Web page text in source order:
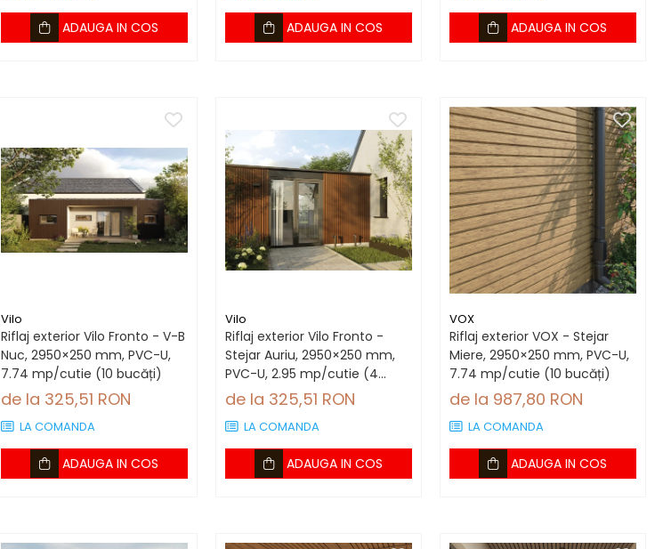
ADAUGA IN COS ADAUGA IN COS ADAUGA IN COS
Vilo
Riflaj exterior Vilo Fronto - V-B
Nuc, 2950×250 mm, PVC-U,
7.74 mp/cutie (10 bucăți)
de la 325,51 RON
LA COMANDA
ADAUGA IN COS
Vilo
Riflaj exterior Vilo Fronto -
Stejar Auriu, 2950×250 mm,
PVC-U, 2.95 mp/cutie (4
bucăți)
de la 325,51 RON
LA COMANDA
ADAUGA IN COS
VOX
Riflaj exterior VOX - Stejar
Miere, 2950×250 mm, PVC-U,
7.74 mp/cutie (10 bucăți)
de la 987,80 RON
LA COMANDA
ADAUGA IN COS